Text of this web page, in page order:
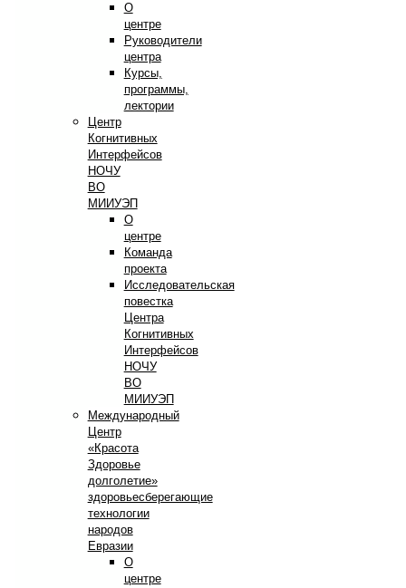
О
центре
Руководители
центра
Курсы,
программы,
лектории
Центр
Когнитивных
Интерфейсов
НОЧУ
ВО
МИИУЭП
О
центре
Команда
проекта
Исследовательская
повестка
Центра
Когнитивных
Интерфейсов
НОЧУ
ВО
МИИУЭП
Международный
Центр
«Красота
Здоровье
долголетие»
здоровьесберегающие
технологии
народов
Евразии
О
центре